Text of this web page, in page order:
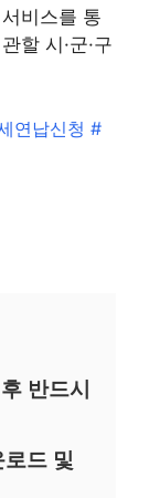
비스를 통
할 시·군·구
연납신청 #
반드시
드 및